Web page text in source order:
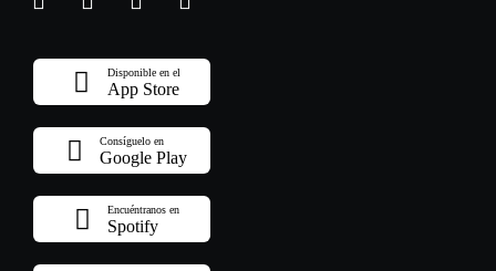
Disponible en el
App Store
Consíguelo en
Google Play
Encuéntranos en
Spotify